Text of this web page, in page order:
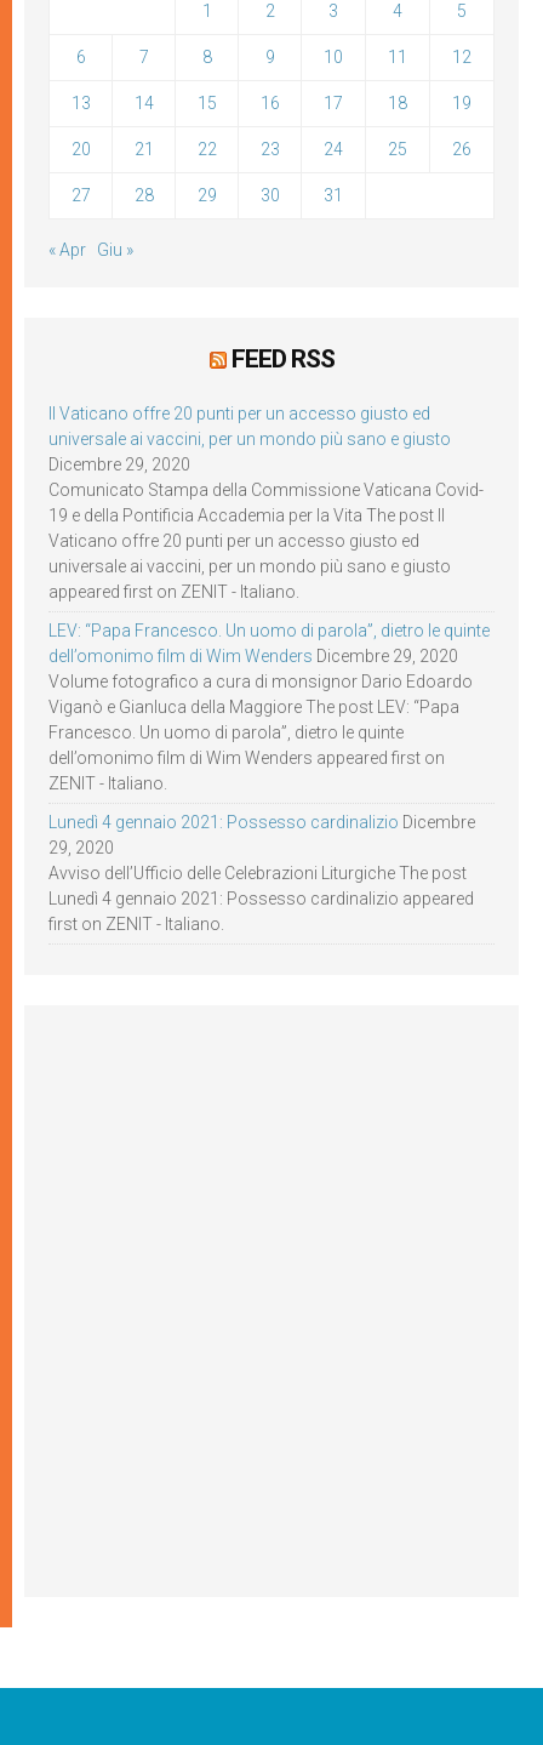
1 2 3 4 5
6 7 8 9 10 11 12
13 14 15 16 17 18 19
20 21 22 23 24 25 26
27 28 29 30 31
« Apr Giu »
FEED RSS
Il Vaticano offre 20 punti per un accesso giusto ed
universale ai vaccini, per un mondo più sano e giusto
Dicembre 29, 2020
Comunicato Stampa della Commissione Vaticana Covid-
19 e della Pontificia Accademia per la Vita The post Il
Vaticano offre 20 punti per un accesso giusto ed
universale ai vaccini, per un mondo più sano e giusto
appeared first on ZENIT - Italiano.
LEV: “Papa Francesco. Un uomo di parola”, dietro le quinte
dell’omonimo film di Wim Wenders Dicembre 29, 2020
Volume fotografico a cura di monsignor Dario Edoardo
Viganò e Gianluca della Maggiore The post LEV: “Papa
Francesco. Un uomo di parola”, dietro le quinte
dell’omonimo film di Wim Wenders appeared first on
ZENIT - Italiano.
Lunedì 4 gennaio 2021: Possesso cardinalizio Dicembre
29, 2020
Avviso dell’Ufficio delle Celebrazioni Liturgiche The post
Lunedì 4 gennaio 2021: Possesso cardinalizio appeared
first on ZENIT - Italiano.